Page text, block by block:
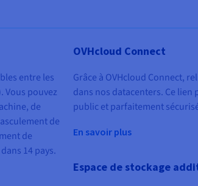
entre les
Vous pouvez
de
de
de
14 pays.
OVHcloud Connect
Grâce à OVHcloud Connect,
dans nos datacenters. Ce
public et parfaitement
En savoir plus
Espace de stockage